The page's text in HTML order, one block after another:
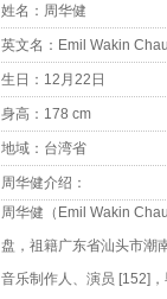
姓名：周华健
英文名：Emil Wakin
生日：12月22日
身高：178 cm
地域：台湾省
周华健介绍：
周华健（Emil Wakin
盘，祖籍广东省汕头市潮
音乐制作人、演员 [152]